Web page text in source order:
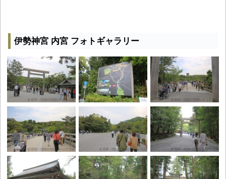
伊勢神宮 内宮 フォトギャラリー